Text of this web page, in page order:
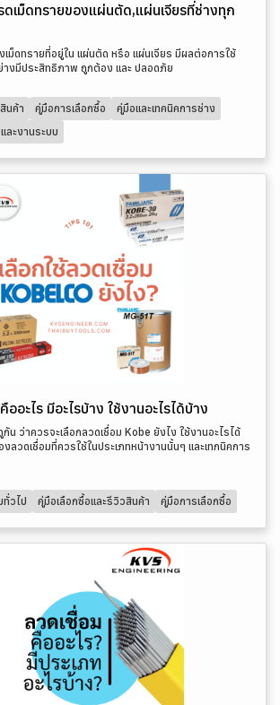
เม็ดทรายของแผ่นตัด,แผ่นเจียรที่ช่างทุก
ม็ดทรายที่อยู่ใน แผ่นตัด หรือ แผ่นเจียร มีผลต่อการใช้
างมีประสิทธิภาพ ถูกต้อง และ ปลอดภัย
นค้า คู่มือการเลือกซื้อ
คู่มือและเทคนิคการช่าง
ละงานระบบ
อะไร มีอะไรบ้าง ใช้งานอะไรได้บ้าง
น ว่าควรจะเลือกลวดเชื่อม Kobe ยังไง ใช้งานอะไรได้
ลวดเชื่อมที่ควรใช้ในประเภทหน้างานนั้นๆ และเทกนิคการ
ทั่วไป คู่มือเลือกซื้อและรีวิวสินค้า คู่มือการเลือกซื้อ